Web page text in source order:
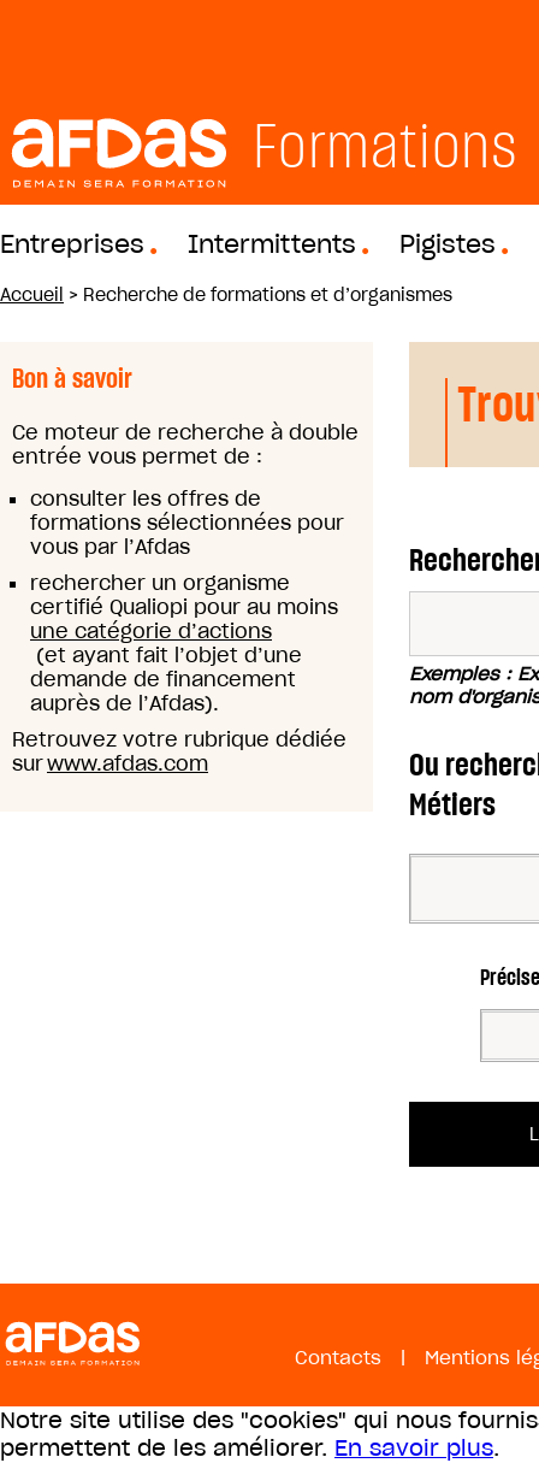
Formations
Entreprises Intermittents Pigistes
Accueil > Recherche de formations et d’organismes
Bon à savoir
Ce moteur de recherche à double
entrée vous permet de :
consulter les offres de
formations sélectionnées pour
vous par l’Afdas
rechercher un organisme
certifié Qualiopi pour au moins
une catégorie d’actions
(et ayant fait l’objet d’une
demande de financement
auprès de l’Afdas).
Retrouvez votre rubrique dédiée
surwww.afdas.com
Exemples :
nom
Ou
Métiers
Contacts | Mentions
Notre site utilise des "cookies" qui nous
permettent de les améliorer. En savoir plus.